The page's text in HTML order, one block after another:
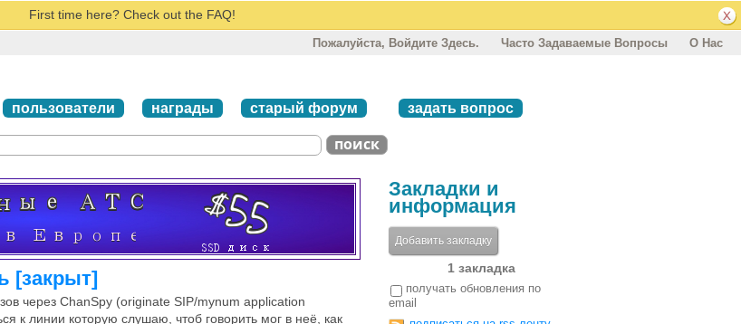
First time here? Check out the FAQ!
Пожалуйста, Войдите Здесь. Часто Задаваемые Вопросы О Нас
пользователи награды старый форум задать вопрос
[закрыт]
через ChanSpy (originate SIP/mynum application
к линии которую слушаю, чтоб говорить мог в неё, как
Закладки и
информация
Добавить закладку
1 закладка
получать обновления по
email